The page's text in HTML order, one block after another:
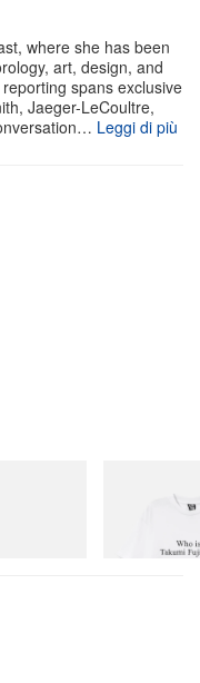
where she has been
art, design, and
spans exclusive
Jaeger-LeCoultre,
Leggi di più
Billionaire
D Cotton T-
Acquista ora